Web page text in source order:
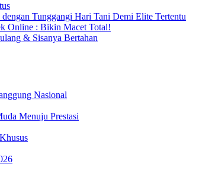
Tunggangi Hari Tani Demi Elite Tertentu
Online : Bikin Macet Total!
& Sisanya Bertahan
Nasional
Menuju Prestasi